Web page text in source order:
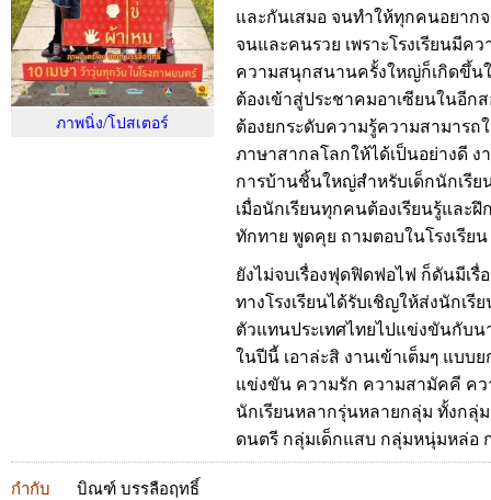
ภาพนิ่ง/โปสเตอร์
และกันเสมอ จนทำให้ทุกคนอยาก
จนและคนรวย เพราะโรงเรียนมีคว
ความสนุกสนานครั้งใหญ่ก็เกิดขึ้นใ
ต้องเข้าสู่ประชาคมอาเซียนในอีก
ต้องยกระดับความรู้ความสามารถ
ภาษาสากลโลกให้ได้เป็นอย่างดี ง
การบ้านชิ้นใหญ่สำหรับเด็กนักเรี
เมื่อนักเรียนทุกคนต้องเรียนรู้และ
ทักทาย พูดคุย ถามตอบในโรงเรียน
ยังไม่จบเรื่องฟุดฟิดฟอไฟ ก็ดันมีเรื่
ทางโรงเรียนได้รับเชิญให้ส่งนักเรี
ตัวแทนประเทศไทยไปแข่งขันกับน
ในปีนี้ เอาล่ะสิ งานเข้าเต็มๆ แบบ
แข่งขัน ความรัก ความสามัคคี คว
นักเรียนหลากรุ่นหลายกลุ่ม ทั้งกลุ่
ดนตรี กลุ่มเด็กแสบ กลุ่มหนุ่มหล่อ
กำกับ
บิณฑ์ บรรลือฤทธิ์